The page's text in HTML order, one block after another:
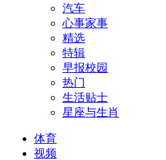
汽车
心事家事
精选
特辑
早报校园
热门
生活贴士
星座与生肖
体育
视频